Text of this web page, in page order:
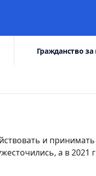
Гражданство
и принимать
а в 2021